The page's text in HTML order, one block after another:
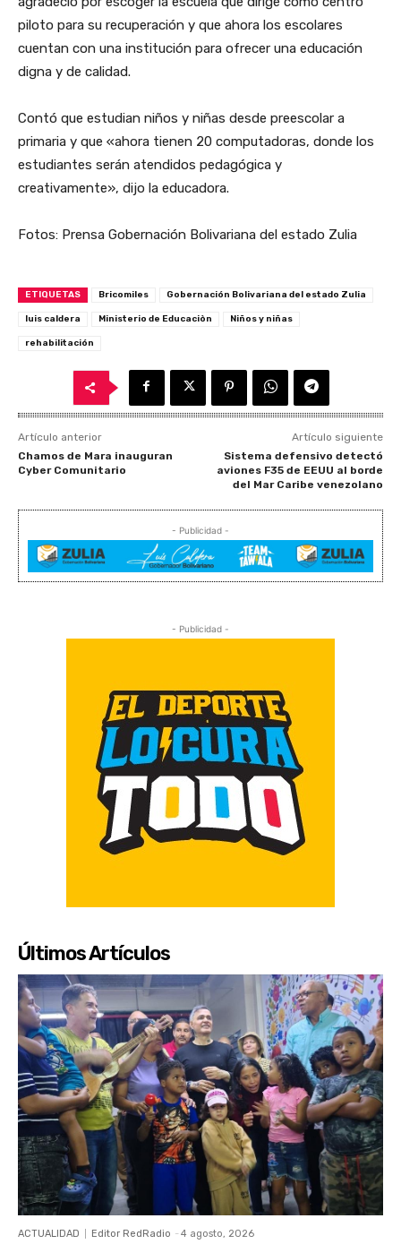
piloto para su recuperación y que ahora los escolares
cuentan con una institución para ofrecer una educación
digna y de calidad.
Contó que estudian niños y niñas desde preescolar a
primaria y que «ahora tienen 20 computadoras, donde los
estudiantes serán atendidos pedagógica y
creativamente», dijo la educadora.
Fotos: Prensa Gobernación Bolivariana del estado Zulia
ETIQUETAS Bricomiles Gobernación Bolivariana del estado Zulia
luis caldera Ministerio de Educaciòn Niños y niñas
rehabilitación
Artículo anterior
Chamos de Mara inauguran
Cyber Comunitario
Artículo siguiente
Sistema defensivo detectó
aviones F35 de EEUU al borde
del Mar Caribe venezolano
- Publicidad -
- Publicidad -
Últimos Artículos
ACTUALIDAD Editor RedRadio - 4 agosto, 2026